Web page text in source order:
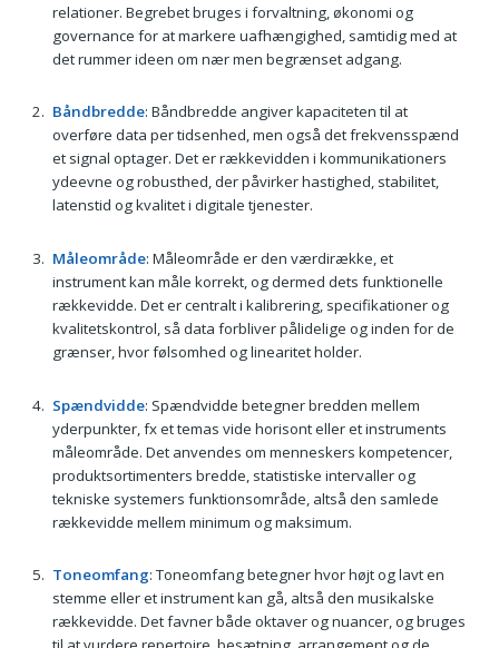
relationer. Begrebet bruges i forvaltning, økonomi og
governance for at markere uafhængighed, samtidig med at
det rummer ideen om nær men begrænset adgang.
Båndbredde: Båndbredde angiver kapaciteten til at
overføre data per tidsenhed, men også det frekvensspænd
et signal optager. Det er rækkevidden i kommunikationers
ydeevne og robusthed, der påvirker hastighed, stabilitet,
latenstid og kvalitet i digitale tjenester.
Måleområde: Måleområde er den værdirække, et
instrument kan måle korrekt, og dermed dets funktionelle
rækkevidde. Det er centralt i kalibrering, specifikationer og
kvalitetskontrol, så data forbliver pålidelige og inden for de
grænser, hvor følsomhed og linearitet holder.
Spændvidde: Spændvidde betegner bredden mellem
yderpunkter, fx et temas vide horisont eller et instruments
måleområde. Det anvendes om menneskers kompetencer,
produktsortimenters bredde, statistiske intervaller og
tekniske systemers funktionsområde, altså den samlede
rækkevidde mellem minimum og maksimum.
Toneomfang: Toneomfang betegner hvor højt og lavt en
stemme eller et instrument kan gå, altså den musikalske
rækkevidde. Det favner både oktaver og nuancer, og bruges